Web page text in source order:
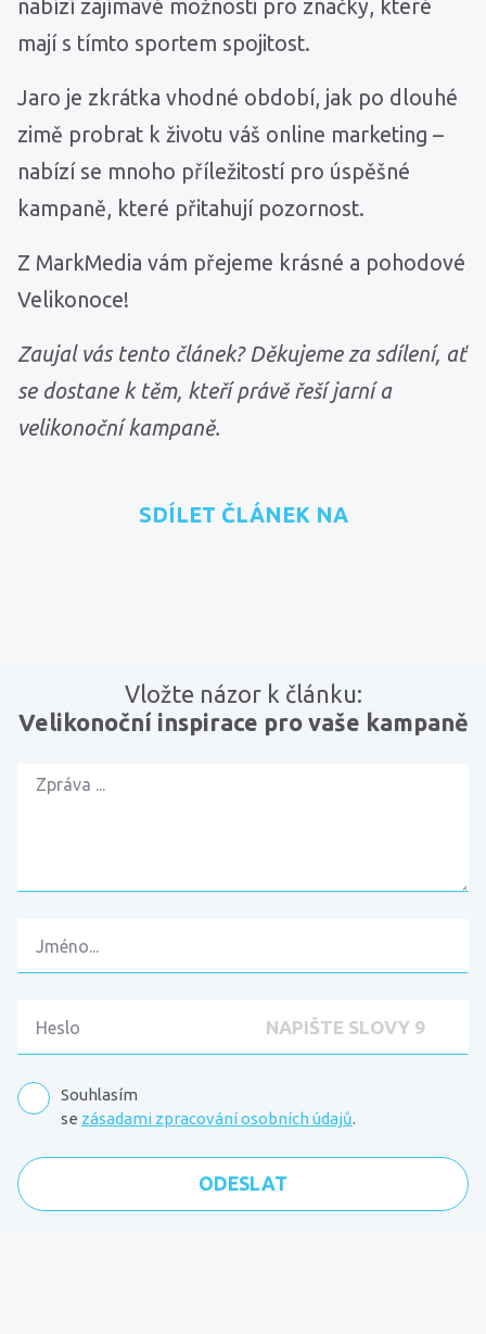
nabízí zajímavé možnosti pro značky, které
mají s tímto sportem spojitost.
Jaro je zkrátka vhodné období, jak po dlouhé
zimě probrat k životu váš online marketing –
nabízí se mnoho příležitostí pro úspěšné
kampaně, které přitahují pozornost.
Z MarkMedia vám přejeme krásné a pohodové
Velikonoce!
Zaujal vás tento článek? Děkujeme za sdílení, ať
se dostane k těm, kteří právě řeší jarní a
velikonoční kampaně.
SDÍLET ČLÁNEK NA
Vložte názor k článku:
Velikonoční inspirace pro vaše kampaně
Souhlasím
se zásadami zpracování osobních údajů.